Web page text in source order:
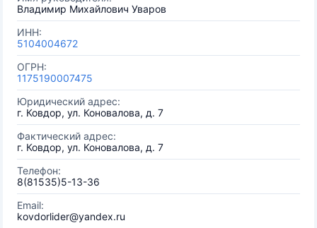
Владимир Михайлович Уваров
ИНН:
5104004672
ОГРН:
1175190007475
Юридический адрес:
г. Ковдор, ул. Коновалова, д. 7
Фактический адрес:
г. Ковдор, ул. Коновалова, д. 7
Телефон:
8(81535)5-13-36
Email:
kovdorlider@yandex.ru